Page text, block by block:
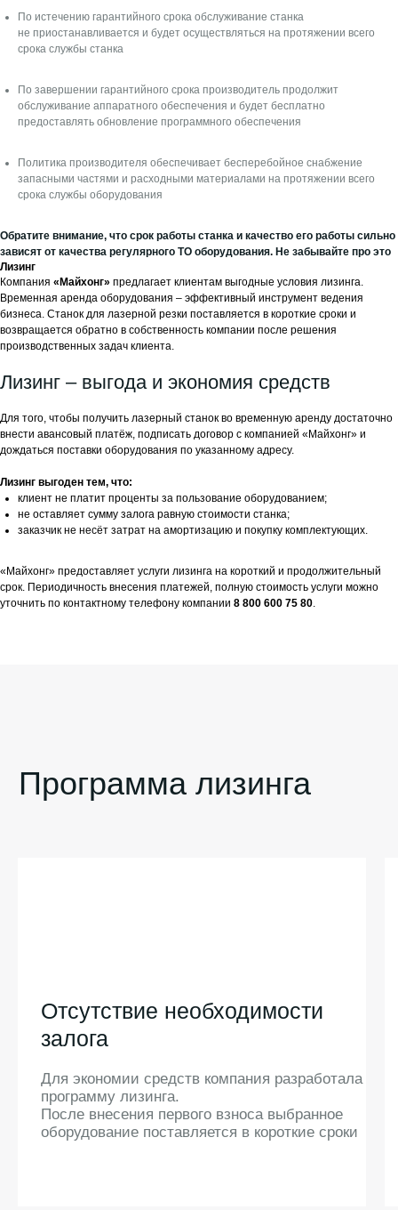
По истечению гарантийного срока обслуживание станка
не приостанавливается и будет осуществляться на протяжении всего
срока службы станка
По завершении гарантийного срока производитель продолжит
обслуживание аппаратного обеспечения и будет бесплатно
предоставлять обновление программного обеспечения
Политика производителя обеспечивает бесперебойное снабжение
запасными частями и расходными материалами на протяжении всего
срока службы оборудования
Обратите внимание, что срок работы станка и качество его работы сильно
зависят от качества регулярного ТО оборудования. Не забывайте про это
Лизинг
Компания «Майхонг» предлагает клиентам выгодные условия лизинга.
Временная аренда оборудования – эффективный инструмент ведения
бизнеса. Станок для лазерной резки поставляется в короткие сроки и
возвращается обратно в собственность компании после решения
производственных задач клиента.
Лизинг – выгода и экономия средств
Для того, чтобы получить лазерный станок во временную аренду достаточно
внести авансовый платёж, подписать договор с компанией «Майхонг» и
дождаться поставки оборудования по указанному адресу.
Лизинг выгоден тем, что:
клиент не платит проценты за пользование оборудованием;
не оставляет сумму залога равную стоимости станка;
заказчик не несёт затрат на амортизацию и покупку комплектующих.
«Майхонг» предоставляет услуги лизинга на короткий и продолжительный
срок. Периодичность внесения платежей, полную стоимость услуги можно
уточнить по контактному телефону компании 8 800 600 75 80.